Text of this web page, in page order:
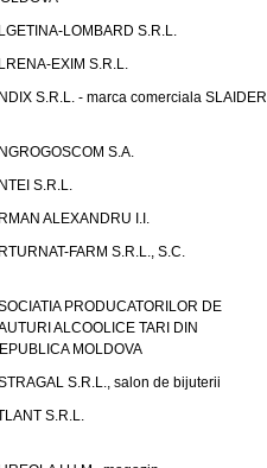
LOMBARD S.R.L.
EXIM S.R.L.
S.R.L. - marca comerciala SLAIDER
S.A.
S.R.L.
ALEXANDRU I.I.
FARM S.R.L., S.C.
PRODUCATORILOR DE
ALCOOLICE TARI DIN
MOLDOVA
S.R.L., salon de bijuterii
S.R.L.